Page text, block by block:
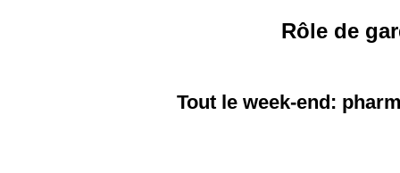
Rôle de
Tout le week-end: